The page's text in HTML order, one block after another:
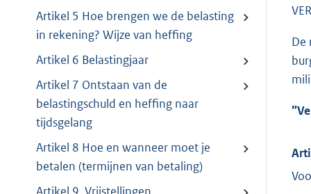
Artikel 5 Hoe brengen we de belasting
in rekening? Wijze van heffing
Artikel 6 Belastingjaar
Artikel 7 Ontstaan van de
belastingschuld en heffing naar
tijdsgelang
Artikel 8 Hoe en wanneer moet je
betalen (termijnen van betaling)
De